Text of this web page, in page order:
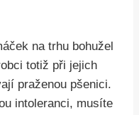
na trhu bohužel
totiž při jejich
praženou pšenici.
intoleranci, musíte